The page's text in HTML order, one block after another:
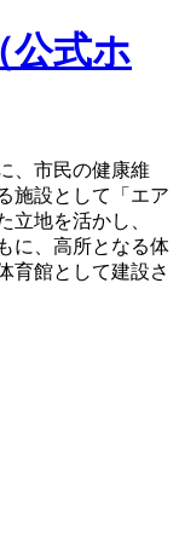
、市民の健康維
施設として「エア
立地を活かし、
に、高所となる体
育館として建設さ